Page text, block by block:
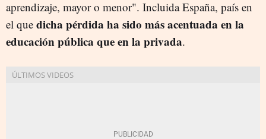
aprendizaje, mayor o menor". Incluida España, país en
el que dicha pérdida ha sido más acentuada en la
educación pública que en la privada.